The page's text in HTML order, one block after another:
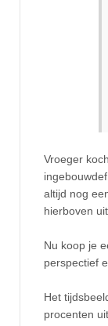
Vroeger
altijd nog
hierboven
Nu koop je
perspectief
Het
procenten